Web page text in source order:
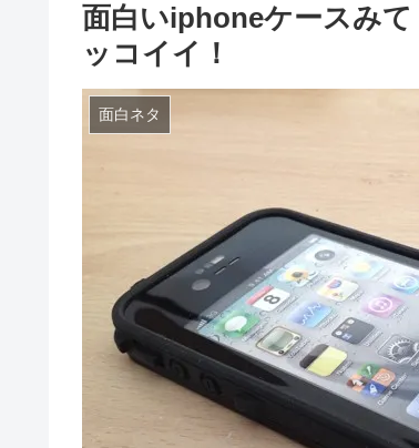
面白いiphoneケースみ
ッコイイ！
面白ネタ